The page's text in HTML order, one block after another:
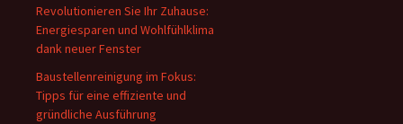
Revolutionieren Sie Ihr Zuhause:
Energiesparen und Wohlfühlklima
dank neuer Fenster
Baustellenreinigung im Fokus:
Tipps für eine effiziente und
gründliche Ausführung